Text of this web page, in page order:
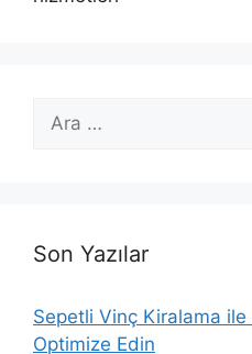
ara
Son Yazılar
Sepetli Vinç Kiralama
Optimize Edin